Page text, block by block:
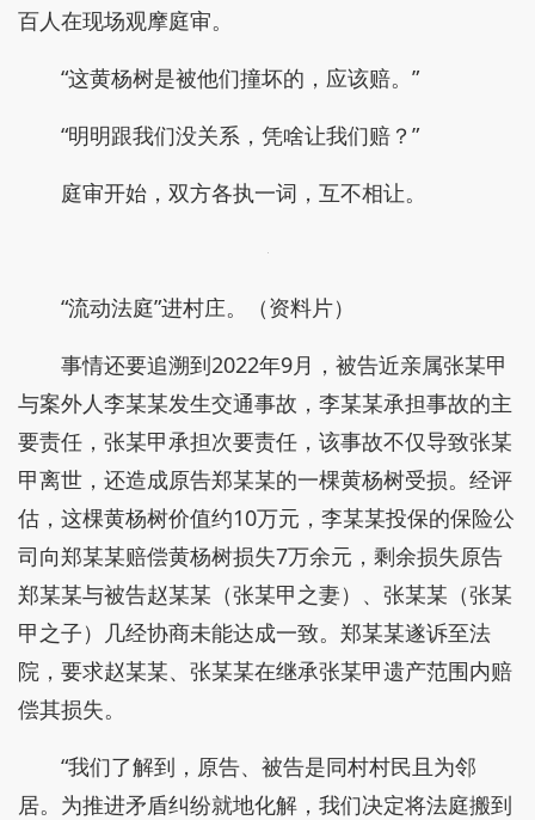
百人在现场观摩庭审。
“这黄杨树是被他们撞坏的，应该赔。”
“明明跟我们没关系，凭啥让我们赔？”
庭审开始，双方各执一词，互不相让。
“流动法庭”进村庄。（资料片）
事情还要追溯到2022年9月，被告近亲属张某甲
与案外人李某某发生交通事故，李某某承担事故的主
要责任，张某甲承担次要责任，该事故不仅导致张某
甲离世，还造成原告郑某某的一棵黄杨树受损。经评
估，这棵黄杨树价值约10万元，李某某投保的保险公
司向郑某某赔偿黄杨树损失7万余元，剩余损失原告
郑某某与被告赵某某（张某甲之妻）、张某某（张某
甲之子）几经协商未能达成一致。郑某某遂诉至法
院，要求赵某某、张某某在继承张某甲遗产范围内赔
偿其损失。
“我们了解到，原告、被告是同村村民且为邻
居。为推进矛盾纠纷就地化解，我们决定将法庭搬到